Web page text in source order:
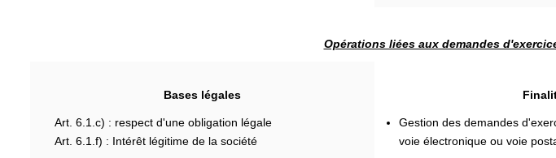
Opérations liées aux demandes
Bases légales
Art. 6.1.c) : respect d'une obligation légale
Art. 6.1.f) : Intérêt légitime de la société
Gestion des demandes
voie électronique ou voie